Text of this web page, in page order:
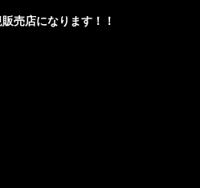
売店になります！！